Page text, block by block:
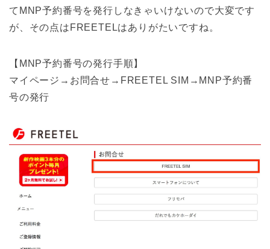
てMNP予約番号を発行しなきゃいけないので大変です
が、その点はFREETELはありがたいですね。
【MNP予約番号の発行手順】
マイページ→お問合せ→FREETEL SIM→MNP予約番
号の発行